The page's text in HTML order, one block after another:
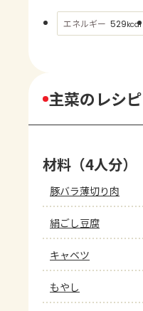
エネルギー 529kcal
主菜のレシピ
材料（4人分）
豚バラ薄切り肉
絹ごし豆腐
キャベツ
もやし